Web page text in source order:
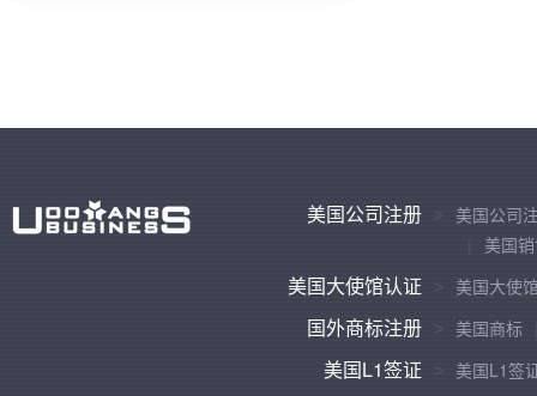
美国公司注册
美国公司
美国
美国大使馆认证 美国大使
国外商标注册 美国商标
美国L1签证 美国L1签